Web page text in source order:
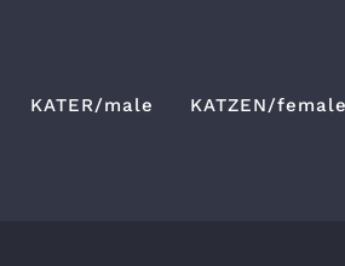
KATER/male KATZEN/female